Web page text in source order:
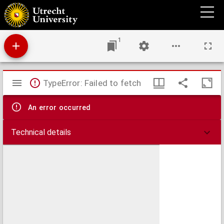
Een kunstgevoelig man : de briefwisseling Dr. P.H. Ritter Jr. - Herman Robbers (1905-
1935)
1
Mirador
viewer
TypeError: Failed to fetch
An error occurred
Technical details